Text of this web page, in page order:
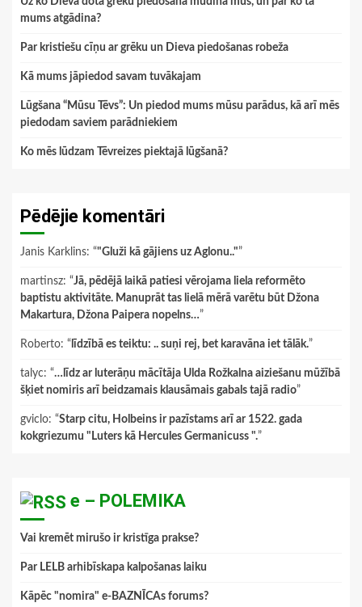
mums atgādina?
Par kristiešu cīņu ar grēku un Dieva piedošanas robeža
Kā mums jāpiedod savam tuvākajam
Lūgšana “Mūsu Tēvs”: Un piedod mums mūsu parādus, kā arī mēs
piedodam saviem parādniekiem
Ko mēs lūdzam Tēvreizes piektajā lūgšanā?
Pēdējie komentāri
Janis Karklins: “"Gluži kā gājiens uz Aglonu.."”
martinsz: “Jā, pēdējā laikā patiesi vērojama liela reformēto
baptistu aktivitāte. Manuprāt tas lielā mērā varētu būt Džona
Makartura, Džona Paipera nopelns…”
Roberto: “ līdzībā es teiktu: .. suņi rej, bet karavāna iet tālāk.”
talyc: “…līdz ar luterāņu mācītāja Ulda Rožkalna aiziešanu mūžībā
šķiet nomiris arī beidzamais klausāmais gabals tajā radio”
gviclo: “Starp citu, Holbeins ir pazīstams arī ar 1522. gada
kokgriezumu "Luters kā Hercules Germanicuss ".”
e – POLEMIKA
Vai kremēt mirušo ir kristīga prakse?
Par LELB arhibīskapa kalpošanas laiku
Kāpēc "nomira" e-BAZNĪCAs forums?